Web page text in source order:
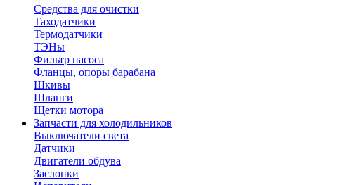
Средства для очистки
Таходатчики
Термодатчики
ТЭНы
Фильтр насоса
Фланцы, опоры барабана
Шкивы
Шланги
Щетки мотора
Запчасти для холодильников
Выключатели света
Датчики
Двигатели обдува
Заслонки